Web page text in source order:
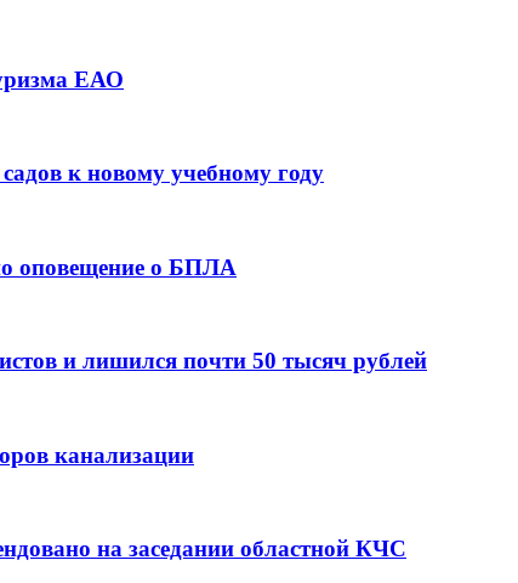
ЕАО
к новому учебному году
оповещение о БПЛА
и лишился почти 50 тысяч рублей
канализации
на заседании областной КЧС